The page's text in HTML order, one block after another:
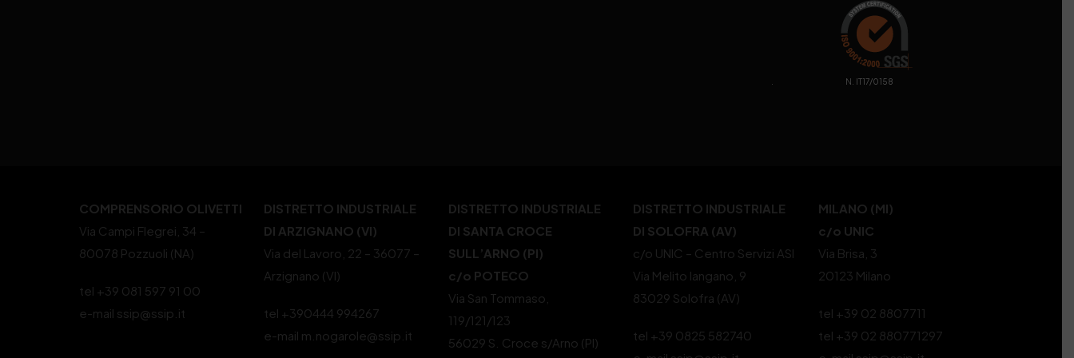
. N. IT17/0158
COMPRENSORIO OLIVETTI
Via Campi Flegrei, 34 –
80078 Pozzuoli (NA)
tel +39 081 597 91 00
e-mail ssip@ssip.it
DISTRETTO INDUSTRIALE
DI ARZIGNANO (VI)
Via del Lavoro, 22 – 36077 –
Arzignano (VI)
tel +390444 994267
e-mail m.nogarole@ssip.it
DISTRETTO INDUSTRIALE
DI SANTA CROCE
SULL’ARNO (PI)
c/o POTECO
Via San Tommaso,
119/121/123
56029 S. Croce s/Arno (PI)
DISTRETTO INDUSTRIALE
DI SOLOFRA (AV)
c/o UNIC – Centro Servizi ASI
Via Melito Iangano, 9
83029 Solofra (AV)
tel +39 0825 582740
MILANO (MI)
c/o UNIC
Via Brisa, 3
20123 Milano
tel +39 02 8807711
tel +39 02 880771297